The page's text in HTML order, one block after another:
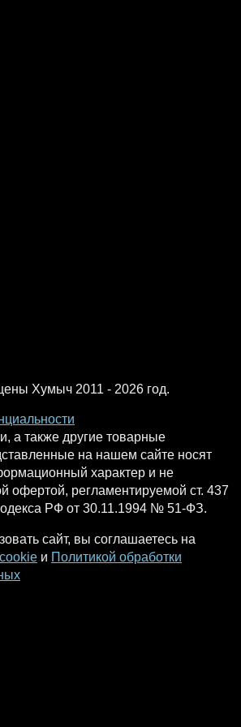
Хумыч 2011 - 2026 год.
а также другие товарные
на нашем сайте носят
характер и не
офертой, регламентируемой ст. 437
РФ от 30.11.1994 № 51-ФЗ.
сайт, вы соглашаетесь на
cookie и Политикой обработки